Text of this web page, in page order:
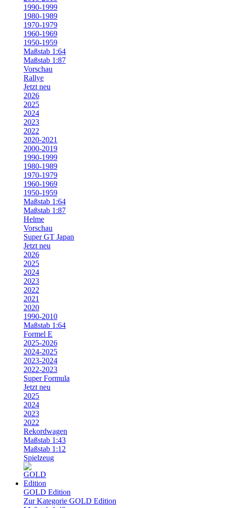
1990-1999
1980-1989
1970-1979
1960-1969
1950-1959
Maßstab 1:64
Maßstab 1:87
Vorschau
Rallye
Jetzt neu
2026
2025
2024
2023
2022
2020-2021
2000-2019
1990-1999
1980-1989
1970-1979
1960-1969
1950-1959
Maßstab 1:64
Maßstab 1:87
Helme
Vorschau
Super GT Japan
Jetzt neu
2026
2025
2024
2023
2022
2021
2020
1990-2010
Maßstab 1:64
Formel E
2025-2026
2024-2025
2023-2024
2022-2023
Super Formula
Jetzt neu
2025
2024
2023
2022
Rekordwagen
Maßstab 1:43
Maßstab 1:12
Spielzeug
GOLD Edition
Zur Kategorie GOLD Edition